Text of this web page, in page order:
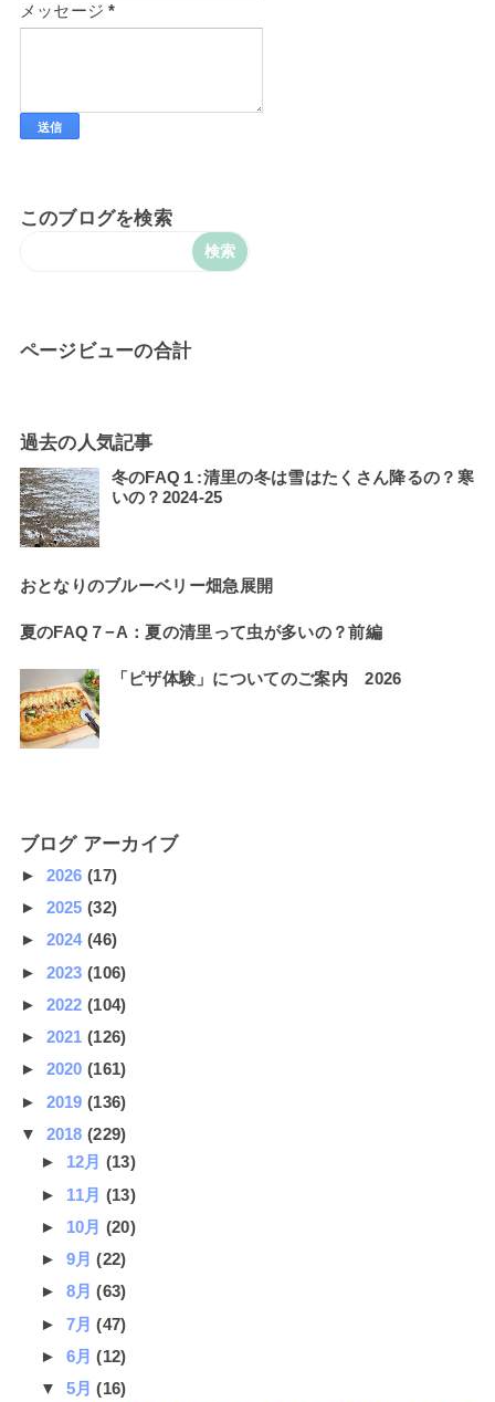
メッセージ*
このブログを検索
ページビューの合計
過去の人気記事
冬のFAQ１:清里の冬は雪はたくさん降るの？寒
いの？2024-25
おとなりのブルーベリー畑急展開
夏のFAQ７−A：夏の清里って虫が多いの？前編
「ピザ体験」についてのご案内 2026
ブログ アーカイブ
► 2026(17)
► 2025(32)
► 2024(46)
► 2023(106)
► 2022(104)
► 2021(126)
► 2020(161)
► 2019(136)
▼ 2018(229)
► 12月 (13)
► 11月 (13)
► 10月 (20)
► 9月(22)
► 8月(63)
► 7月(47)
► 6月(12)
▼ 5月(16)